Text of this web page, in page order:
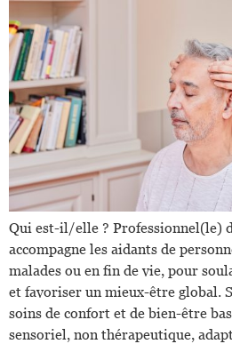
Qui est-il/elle ? Professionnel(le)
accompagne les aidants de
malades ou en fin de vie, pour
et favoriser un mieux-être global.
soins de confort et de bien-être
sensoriel, non thérapeutique,